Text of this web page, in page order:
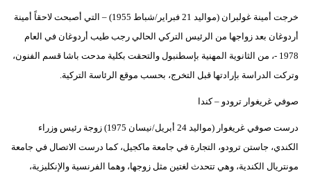
خرجت أمينة غولبران (مواليد 21 فبراير/شباط 1955) – التي أصبحت لاحقاً أمينة
أردوغان بعد زواجها من الرئيس التركي الحالي رجب طيب أردوغان في العام
1978 -، من الثانوية المهنية بإسطنبول والتحقت بكلية مدحت باشا قسم الفنون،
وتركت الدراسة بإرادتها قبل التخرج، بحسب موقع الرئاسة التركية.
صوفي غريغوار ترودو – كندا
درست صوفي غريغوار (مواليد 24 أبريل/نيسان 1975) زوجة رئيس وزراء
الكندي، جاستن ترودو، التجارة في جامعة ماكجيل، كما درست الاتصال في جامعة
مونتريال الكندية، وهي تتحدث لغتين مثل زوجها، وهما الفرنسية والإنكليزية،